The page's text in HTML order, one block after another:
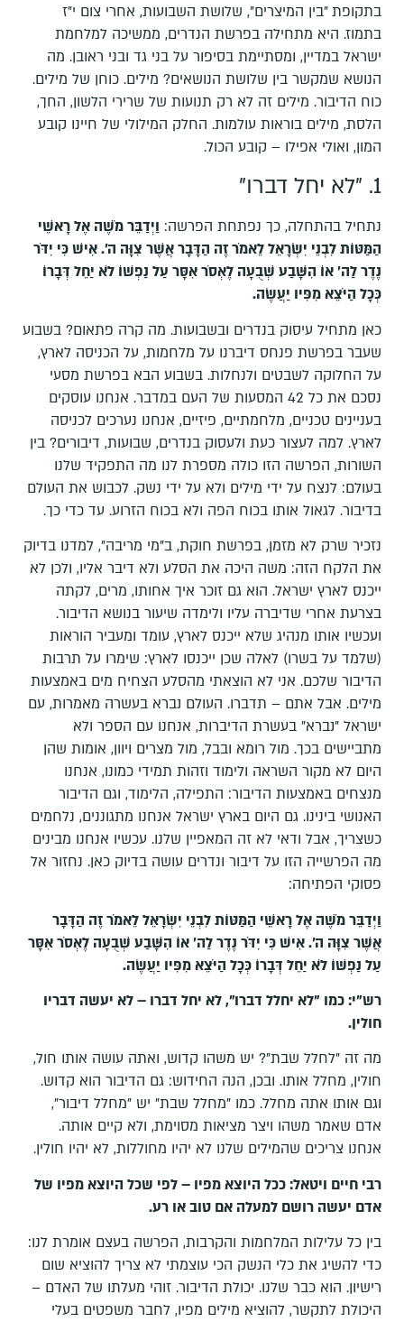
בתקופת "בין המיצרים", שלושת השבועות, אחרי צום י"ז
בתמוז. היא מתחילה בפרשת הנדרים, ממשיכה למלחמת
ישראל במדיין, ומסתיימת בסיפור על בני גד ובני ראובן. מה
הנושא שמקשר בין שלושת הנושאים? מילים. כוחן של מילים.
כוח הדיבור. מילים זה לא רק תנועות של שרירי הלשון, החך,
הלסת, מילים בוראות עולמות. החלק המילולי של חיינו קובע
המון, ואולי אפילו – קובע הכול.
1. "לא יחל דברו"
נתחיל בהתחלה, כך נפתחת הפרשה: וַיְדַבֵּר מֹשֶׁה אֶל רָאשֵׁי
הַמַּטּוֹת לִבְנֵי יִשְׂרָאֵל לֵאמֹר זֶה הַדָּבָר אֲשֶׁר צִוָּה ה'. אִישׁ כִּי יִדֹּר
נֶדֶר לַה' אוֹ הִשָּׁבַע שְׁבֻעָה לֶאְסֹר אִסָּר עַל נַפְשׁוֹ לֹא יַחֵל דְּבָרוֹ
כְּכָל הַיֹּצֵא מִפִּיו יַעֲשֶׂה.
כאן מתחיל עיסוק בנדרים ובשבועות. מה קרה פתאום? בשבוע
שעבר בפרשת פנחס דיברנו על מלחמות, על הכניסה לארץ,
על החלוקה לשבטים ולנחלות. בשבוע הבא בפרשת מסעי
נסכם את כל 42 המסעות של העם במדבר. אנחנו עוסקים
בעניינים טכניים, מלחמתיים, פיזיים, אנחנו נערכים לכניסה
לארץ. למה לעצור כעת ולעסוק בנדרים, שבועות, דיבורים? בין
השורות, הפרשה הזו כולה מספרת לנו מה התפקיד שלנו
בעולם: לנצח על ידי מילים ולא על ידי נשק. לכבוש את העולם
בדיבור. לגאול אותו בכוח הפה ולא בכוח הזרוע. עד כדי כך.
נזכיר שרק לא מזמן, בפרשת חוקת, ב"מי מריבה", למדנו בדיוק
את הלקח הזה: משה היכה את הסלע ולא דיבר אליו, ולכן לא
ייכנס לארץ ישראל. הוא גם זוכר איך אחותו, מרים, לקתה
בצרעת אחרי שדיברה עליו ולימדה שיעור בנושא הדיבור.
ועכשיו אותו מנהיג שלא ייכנס לארץ, עומד ומעביר הוראות
(שלמד על בשרו) לאלה שכן ייכנסו לארץ: שימרו על תרבות
הדיבור שלכם. אני לא הוצאתי מהסלע הצחיח מים באמצעות
מילים. אבל אתם – תדברו. העולם נברא בעשרה מאמרות, עם
ישראל "נברא" בעשרת הדיברות, אנחנו עם הספר ולא
מתביישים בכך. מול רומא ובבל, מול מצרים ויוון, אומות שהן
היום לא מקור השראה ולימוד וזהות תמידי כמונו, אנחנו
מנצחים באמצעות הדיבור: התפילה, הלימוד, וגם הדיבור
האנושי בינינו. גם היום בארץ ישראל אנחנו מתגוננים, נלחמים
כשצריך, אבל ודאי לא זה המאפיין שלנו. עכשיו אנחנו מבינים
מה הפרשייה הזו על דיבור ונדרים עושה בדיוק כאן. נחזור אל
פסוקי הפתיחה:
וַיְדַבֵּר מֹשֶׁה אֶל רָאשֵׁי הַמַּטּוֹת לִבְנֵי יִשְׂרָאֵל לֵאמֹר זֶה הַדָּבָר
אֲשֶׁר צִוָּה ה'. אִישׁ כִּי יִדֹּר נֶדֶר לַה' אוֹ הִשָּׁבַע שְׁבֻעָה לֶאְסֹר אִסָּר
עַל נַפְשׁוֹ לֹא יַחֵל דְּבָרוֹ כְּכָל הַיֹּצֵא מִפִּיו יַעֲשֶׂה.
רש"י: כמו "לא יחלל דברו", לא יחל דברו – לא יעשה דבריו
חולין.
מה זה "לחלל שבת"? יש משהו קדוש, ואתה עושה אותו חול,
חולין, מחלל אותו. ובכן, הנה החידוש: גם הדיבור הוא קדוש.
וגם אותו אתה מחלל. כמו "מחלל שבת" יש "מחלל דיבור",
אדם שאמר משהו ויצר מציאות מסוימת, ולא קיים אותה.
אנחנו צריכים שהמילים שלנו לא יהיו מחוללות, לא יהיו חולין.
רבי חיים ויטאל: ככל היוצא מפיו – לפי שכל היוצא מפיו של
אדם יעשה רושם למעלה אם טוב או רע.
בין כל עלילות המלחמות והקרבות, הפרשה בעצם אומרת לנו:
כדי להשיג את כלי הנשק הכי עוצמתי לא צריך להוציא שום
רישיון. הוא כבר שלנו. יכולת הדיבור. זוהי מעלתו של האדם –
היכולת לתקשר, להוציא מילים מפיו, לחבר משפטים בעלי